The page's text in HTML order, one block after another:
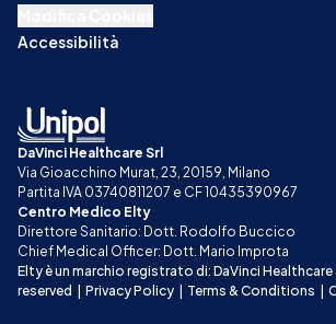
Accessibilità
DaVinci Healthcare Srl
Via Gioacchino Murat, 23, 20159, Milano
Partita IVA 03740811207 e CF 10435390967
Centro Medico Elty
Direttore Sanitario: Dott. Rodolfo Buccico
Chief Medical Officer: Dott. Mario Improta
Elty è un marchio registrato di: DaVinci Healthcare
reserved | Privacy Policy | Terms & Conditions |